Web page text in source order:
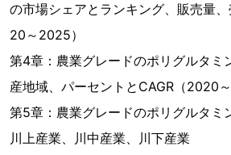
の市場シェアとランキング、販売量
20～2025）
第4章：農業グレードのポリグルタミ
産地域、パーセントとCAGR（2020～
第5章：農業グレードのポリグルタミ
川上産業、川中産業、川下産業